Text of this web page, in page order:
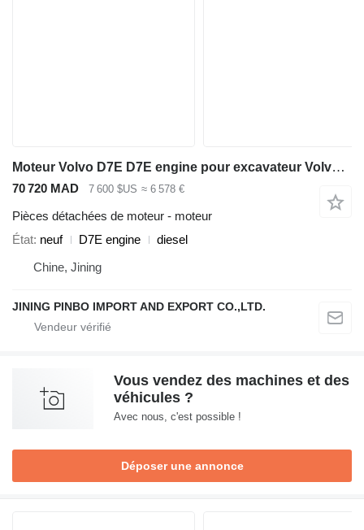
Moteur Volvo D7E D7E engine pour excavateur Volvo EC210B
70 720 MAD 7 600 $US ≈ 6 578 €
Pièces détachées de moteur - moteur
État neuf D7E engine
diesel
Chine, Jining
JINING PINBO IMPORT AND EXPORT CO.,LTD.
Vous vendez des machines et des
véhicules ?
Avec nous, c'est possible !
Déposer une annonce